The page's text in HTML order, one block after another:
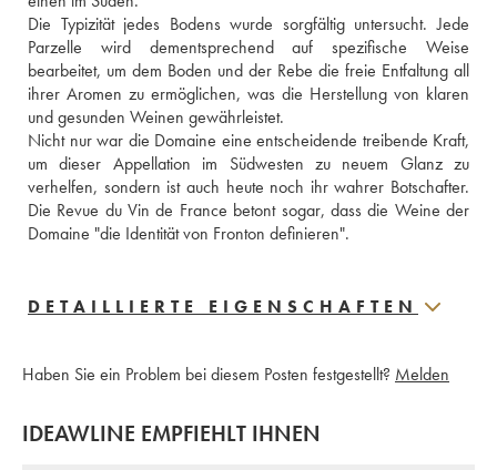
Die Typizität jedes Bodens wurde sorgfältig untersucht. Jede
Parzelle wird dementsprechend auf spezifische Weise
bearbeitet, um dem Boden und der Rebe die freie Entfaltung all
ihrer Aromen zu ermöglichen, was die Herstellung von klaren
und gesunden Weinen gewährleistet.
Nicht nur war die Domaine eine entscheidende treibende Kraft,
um dieser Appellation im Südwesten zu neuem Glanz zu
verhelfen, sondern ist auch heute noch ihr wahrer Botschafter.
Die Revue du Vin de France betont sogar, dass die Weine der
Domaine "die Identität von Fronton definieren".
DETAILLIERTE EIGENSCHAFTEN
Haben Sie ein Problem bei diesem Posten festgestellt? Melden
IDEAWLINE EMPFIEHLT IHNEN